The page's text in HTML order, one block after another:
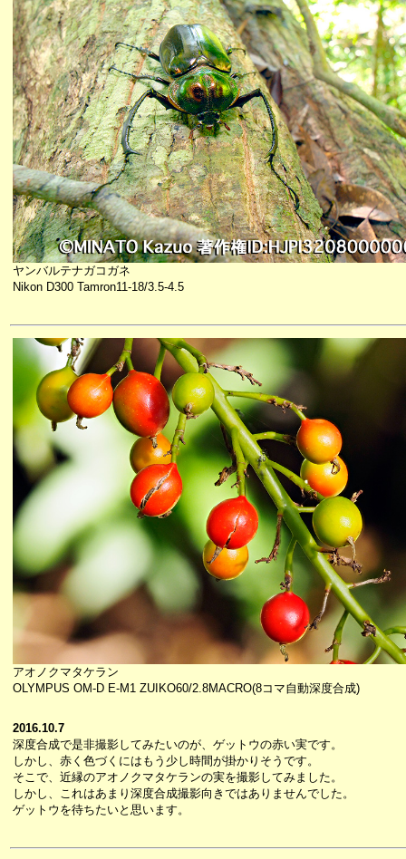
ヤンバルテナガコガネ
Nikon D300 Tamron11-18/3.5-4.5
アオノクマタケラン
OLYMPUS OM-D E-M1 ZUIKO60/2.8MACRO(8コマ自動深度合成)
2016.10.7
深度合成で是非撮影してみたいのが、ゲットウの赤い実です。
しかし、赤く色づくにはもう少し時間が掛かりそうです。
そこで、近縁のアオノクマタケランの実を撮影してみました。
しかし、これはあまり深度合成撮影向きではありませんでした。
ゲットウを待ちたいと思います。